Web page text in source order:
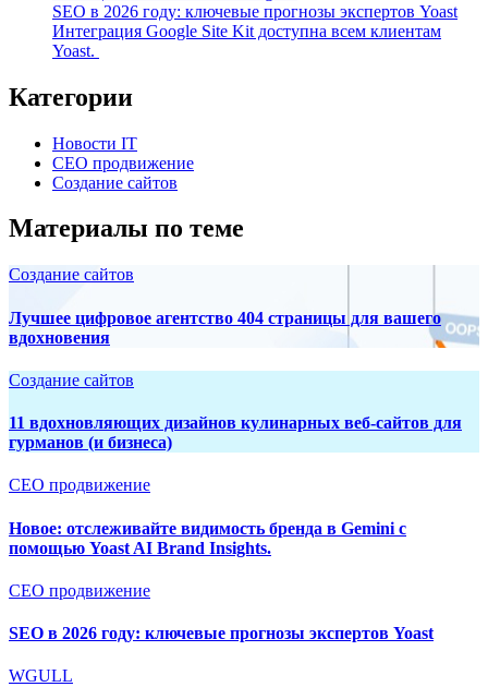
SEO в 2026 году: ключевые прогнозы экспертов Yoast
Интеграция Google Site Kit доступна всем клиентам
Yoast.
Категории
Новости IT
СЕО продвижение
Создание сайтов
Материалы по теме
Создание сайтов
Лучшее цифровое агентство 404 страницы для вашего
вдохновения
Создание сайтов
11 вдохновляющих дизайнов кулинарных веб-сайтов для
гурманов (и бизнеса)
СЕО продвижение
Новое: отслеживайте видимость бренда в Gemini с
помощью Yoast AI Brand Insights.
СЕО продвижение
SEO в 2026 году: ключевые прогнозы экспертов Yoast
WGULL